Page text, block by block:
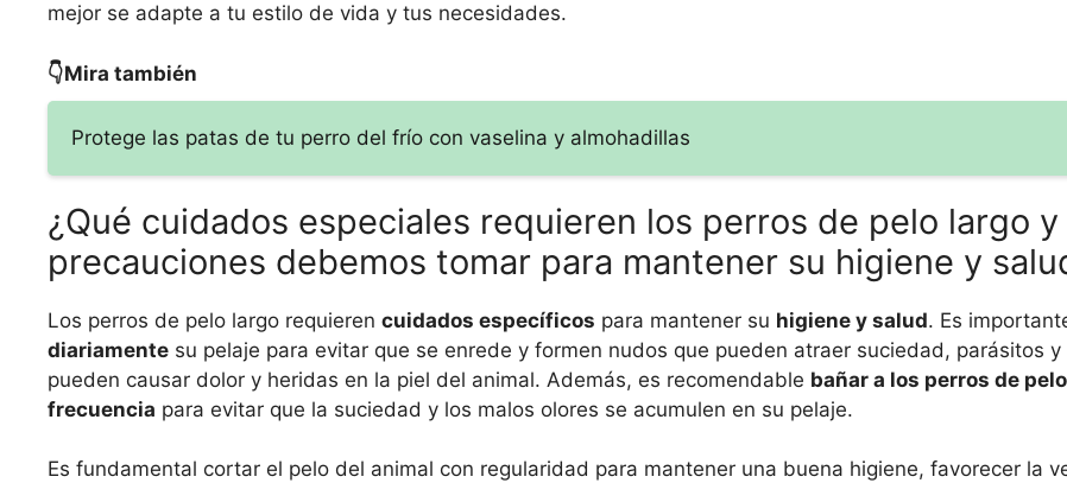
mejor se adapte a tu estilo de vida y tus necesidades.
👇Mira también
Protege las patas de tu perro del frío con vaselina y almohadillas
¿Qué cuidados especiales requieren los perros de pelo largo y
precauciones debemos tomar para mantener su higiene y
Los perros de pelo largo requieren cuidados específicos para mantener su higiene y salud. Es
diariamente su pelaje para evitar que se enrede y formen nudos que pueden atraer suciedad, parásitos y
pueden causar dolor y heridas en la piel del animal. Además, es recomendable bañar a los perros de
frecuencia para evitar que la suciedad y los malos olores se acumulen en su pelaje.
Es fundamental cortar el pelo del animal con regularidad para mantener una buena higiene, favorecer la